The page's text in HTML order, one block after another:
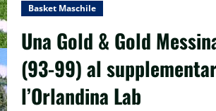
Basket Maschile
Una Gold & Gold
(93-99) al
l’Orlandina Lab